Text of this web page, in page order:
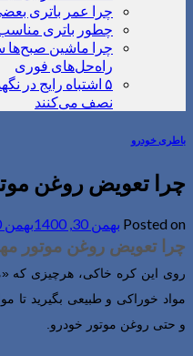
چرا عمر باتری
چطور باتری مناسب
راه‌حل‌های فوری
۵ اشتباه رایج
نصف می‌کنند
باطری خودرو
چرا تعویض روغن
Posted on بهمن 30, 1400 بهمن 30, 1400
چرا تعویض روغن موتور
روی این کره خاکی، هرچیزی که
مواد خوراکی و طبیعی بگیرید تا
و حتی روغن موتور خودرو.